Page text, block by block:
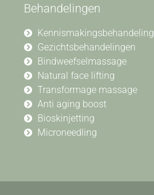
Behandelingen
Kennismakingsbehandeling
Gezichtsbehandelingen
Bindweefselmassage
Natural face lifting
Transformage massage
Anti aging boost
Bioskinjetting
Microneedling